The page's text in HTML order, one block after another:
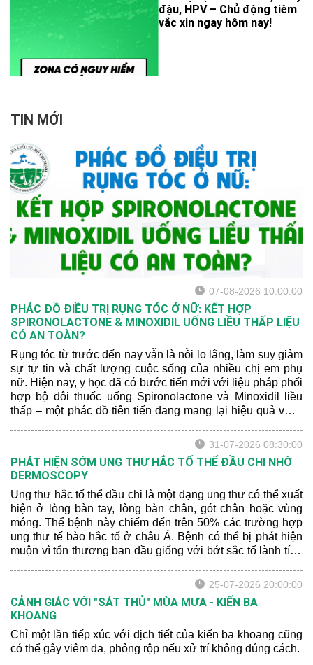
cũng có thể xảy ra ở người
lớn. Dù thường lành tính,
thủy đậu vẫn tiềm ẩn nguy
đậu, HPV – Chủ động tiêm
vắc xin ngay hôm nay!
TIN MỚI
07-08-2026 10:00:00
PHÁC ĐỒ ĐIỀU TRỊ RỤNG TÓC Ở NỮ: KẾT HỢP
SPIRONOLACTONE & MINOXIDIL UỐNG LIỀU THẤP LIỆU
CÓ AN TOÀN?
Rụng tóc từ trước đến nay vẫn là nỗi lo lắng, làm suy giảm
sự tự tin và chất lượng cuộc sống của nhiều chị em phụ
nữ. Hiện nay, y học đã có bước tiến mới với liệu pháp phối
hợp bộ đôi thuốc uống Spironolactone và Minoxidil liều
thấp – một phác đồ tiên tiến đang mang lại hiệu quả vượt
31-07-2026 08:30:00
PHÁT HIỆN SỚM UNG THƯ HẮC TỐ THỂ ĐẦU CHI NHỜ
DERMOSCOPY
Ung thư hắc tố thể đầu chi là một dạng ung thư có thể xuất
hiện ở lòng bàn tay, lòng bàn chân, gót chân hoặc vùng
móng. Thể bệnh này chiếm đến trên 50% các trường hợp
ung thư tế bào hắc tố ở châu Á. Bệnh có thể bị phát hiện
muộn vì tổn thương ban đầu giống với bớt sắc tố lành tính
25-07-2026 20:00:00
CẢNH GIÁC VỚI "SÁT THỦ" MÙA MƯA - KIẾN BA
KHOANG
Chỉ một lần tiếp xúc với dịch tiết của kiến ba khoang cũng
có thể gây viêm da, phỏng rộp nếu xử trí không đúng cách.